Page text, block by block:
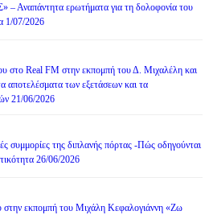
ερωτήματα για τη δολοφονία του
1/07/2026
στο Real FM στην εκπομπή του Δ. Μιχαλέλη και
αποτελέσματα των εξετάσεων και τα
21/06/2026
συμμορίες της διπλανής πόρτας -Πώς οδηγούνται
26/06/2026
εκπομπή του Μιχάλη Κεφαλογιάννη «Ζω